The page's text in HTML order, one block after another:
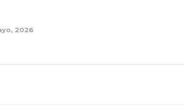
2026